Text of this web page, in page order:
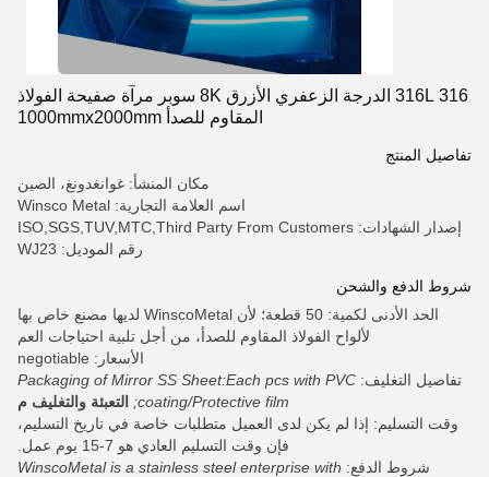
316 316L الدرجة الزعفري الأزرق 8K سوبر مرآة صفيحة الفولاذ
المقاوم للصدأ 1000mmx2000mm
تفاصيل المنتج
مكان المنشأ: غوانغدونغ، الصين
اسم العلامة التجارية: Winsco Metal
إصدار الشهادات: ISO,SGS,TUV,MTC,Third Party From Customers
رقم الموديل: WJ23
شروط الدفع والشحن
الحد الأدنى لكمية: 50 قطعة؛ لأن WinscoMetal لديها مصنع خاص بها
لألواح الفولاذ المقاوم للصدأ، من أجل تلبية احتياجات العم
الأسعار: negotiable
تفاصيل التغليف: Packaging of Mirror SS Sheet:Each pcs with PVC
coating/Protective film;
التعبئة والتغليف م
وقت التسليم: إذا لم يكن لدى العميل متطلبات خاصة في تاريخ التسليم،
فإن وقت التسليم العادي هو 7-15 يوم عمل.
شروط الدفع: WinscoMetal is a stainless steel enterprise with